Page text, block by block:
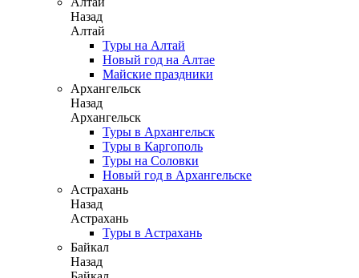
Назад
Алтай
Туры на Алтай
Новый год на Алтае
Майские праздники
Архангельск
Назад
Архангельск
Туры в Архангельск
Туры в Каргополь
Туры на Соловки
Новый год в Архангельске
Астрахань
Назад
Астрахань
Туры в Астрахань
Байкал
Назад